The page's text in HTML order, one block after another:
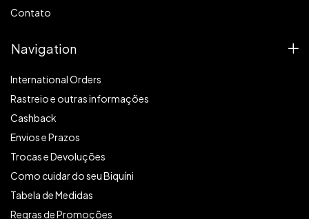
Contato
Navigation
International Orders
Rastreio e outras informações
Cashback
Envios e Prazos
Trocas e Devoluções
Como cuidar do seu Biquíni
Tabela de Medidas
Regras de Promoções